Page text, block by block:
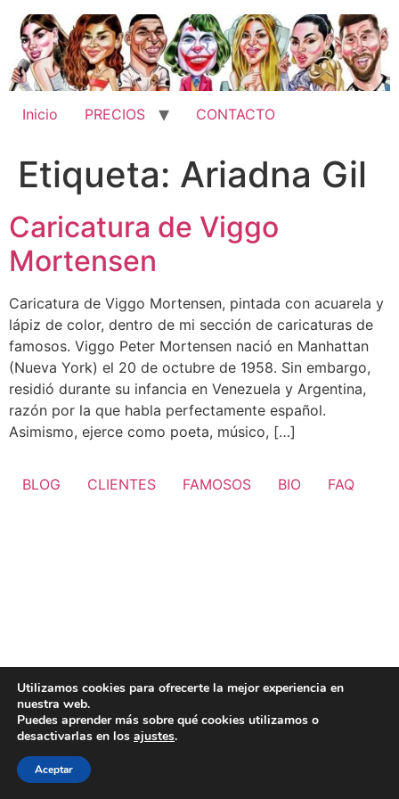
contenido
Inicio PRECIOS CONTACTO
Etiqueta: Ariadna Gil
Caricatura de Viggo
Mortensen
Caricatura de Viggo Mortensen, pintada con acuarela y
lápiz de color, dentro de mi sección de caricaturas de
famosos. Viggo Peter Mortensen nació en Manhattan
(Nueva York) el 20 de octubre de 1958. Sin embargo,
residió durante su infancia en Venezuela y Argentina,
razón por la que habla perfectamente español.
Asimismo, ejerce como poeta, músico, […]
BLOG CLIENTES FAMOSOS BIO FAQ
Utilizamos cookies para ofrecerte la mejor experiencia en
nuestra web.
Puedes aprender más sobre qué cookies utilizamos o
desactivarlas en los ajustes.
Aceptar